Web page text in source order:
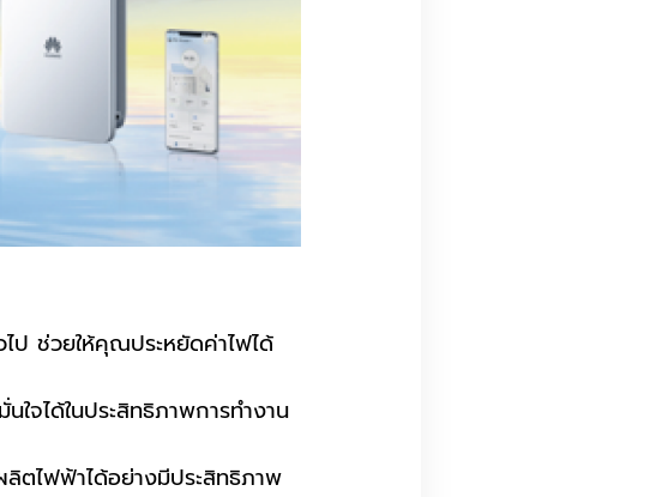
ป ช่วยให้คุณประหยัดค่าไฟได้
จได้ในประสิทธิภาพการทำงาน
ตไฟฟ้าได้อย่างมีประสิทธิภาพ